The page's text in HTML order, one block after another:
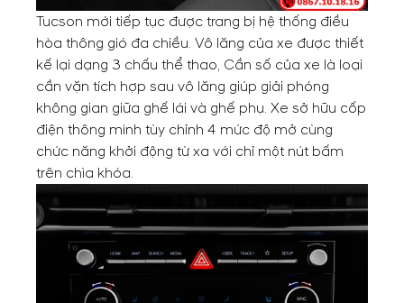
Tucson mới tiếp tục được trang bị hệ thống điều
hòa thông gió đa chiều. Vô lăng của xe được thiết
kế lại dạng 3 chấu thể thao, Cần số của xe là loại
cần vặn tích hợp sau vô lăng giúp giải phóng
không gian giữa ghế lái và ghế phụ. Xe sở hữu cốp
điện thông minh tùy chỉnh 4 mức độ mở cùng
chức năng khởi động từ xa với chỉ một nút bấm
trên chìa khóa.